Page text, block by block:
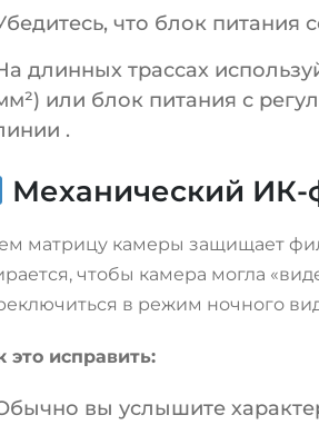
что блок питания
длинных трассах
или блок питания с
.
Механический ИК-
матрицу камеры защищает
чтобы камера могла
в режим ночного
это исправить:
вы услышите